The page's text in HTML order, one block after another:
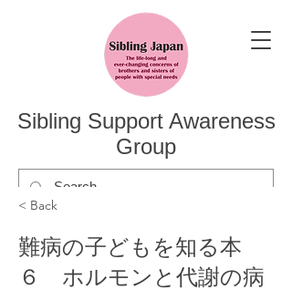
Sibling Support Awareness
Group
< Back
難病の子どもを知る本
６ ホルモンと代謝の病